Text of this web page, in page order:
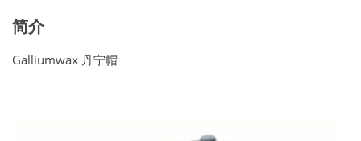
简介
Galliumwax 丹宁帽